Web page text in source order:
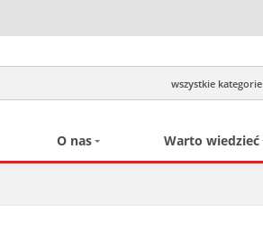
wszystkie kategorie
O nas Warto wiedzieć